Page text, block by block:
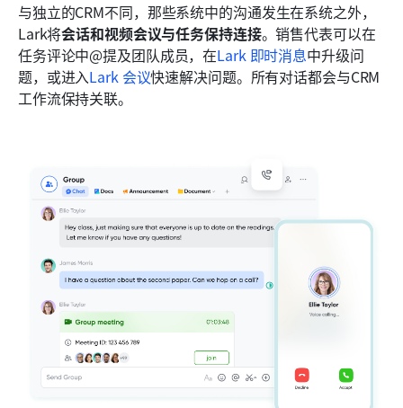
与独立的CRM不同，那些系统中的沟通发生在系统之外，
Lark将会话和视频会议与任务保持连接。销售代表可以在
任务评论中@提及团队成员，在Lark 即时消息中升级问
题，或进入Lark 会议快速解决问题。所有对话都会与CRM
工作流保持关联。